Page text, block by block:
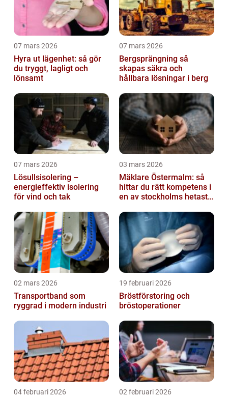
07 mars 2026
Hyra ut lägenhet: så gör
du tryggt, lagligt och
lönsamt
07 mars 2026
Bergsprängning så
skapas säkra och
hållbara lösningar i berg
07 mars 2026
Lösullsisolering –
energieffektiv isolering
för vind och tak
03 mars 2026
Mäklare Östermalm: så
hittar du rätt kompetens i
en av stockholms hetaste
02 mars 2026
Transportband som
ryggrad i modern industri
19 februari 2026
Bröstförstoring och
bröstoperationer
04 februari 2026 02 februari 2026